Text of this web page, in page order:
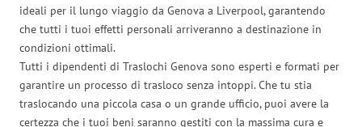
ideali per il lungo viaggio da Genova a Liverpool, garantendo
che tutti i tuoi effetti personali arriveranno a destinazione in
condizioni ottimali.
Tutti i dipendenti di Traslochi Genova sono esperti e formati per
garantire un processo di trasloco senza intoppi. Che tu stia
traslocando una piccola casa o un grande ufficio, puoi avere la
certezza che i tuoi beni saranno gestiti con la massima cura e